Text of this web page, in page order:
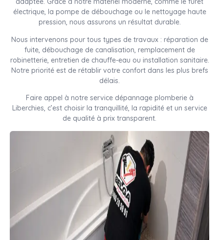
électrique, la pompe de débouchage ou le nettoyage haute
pression, nous assurons un résultat durable.
Nous intervenons pour tous types de travaux : réparation de
fuite, débouchage de canalisation, remplacement de
robinetterie, entretien de chauffe-eau ou installation sanitaire.
Notre priorité est de rétablir votre confort dans les plus brefs
délais.
Faire appel à notre service dépannage plomberie à
Liberchies, c’est choisir la tranquillité, la rapidité et un service
de qualité à prix transparent.